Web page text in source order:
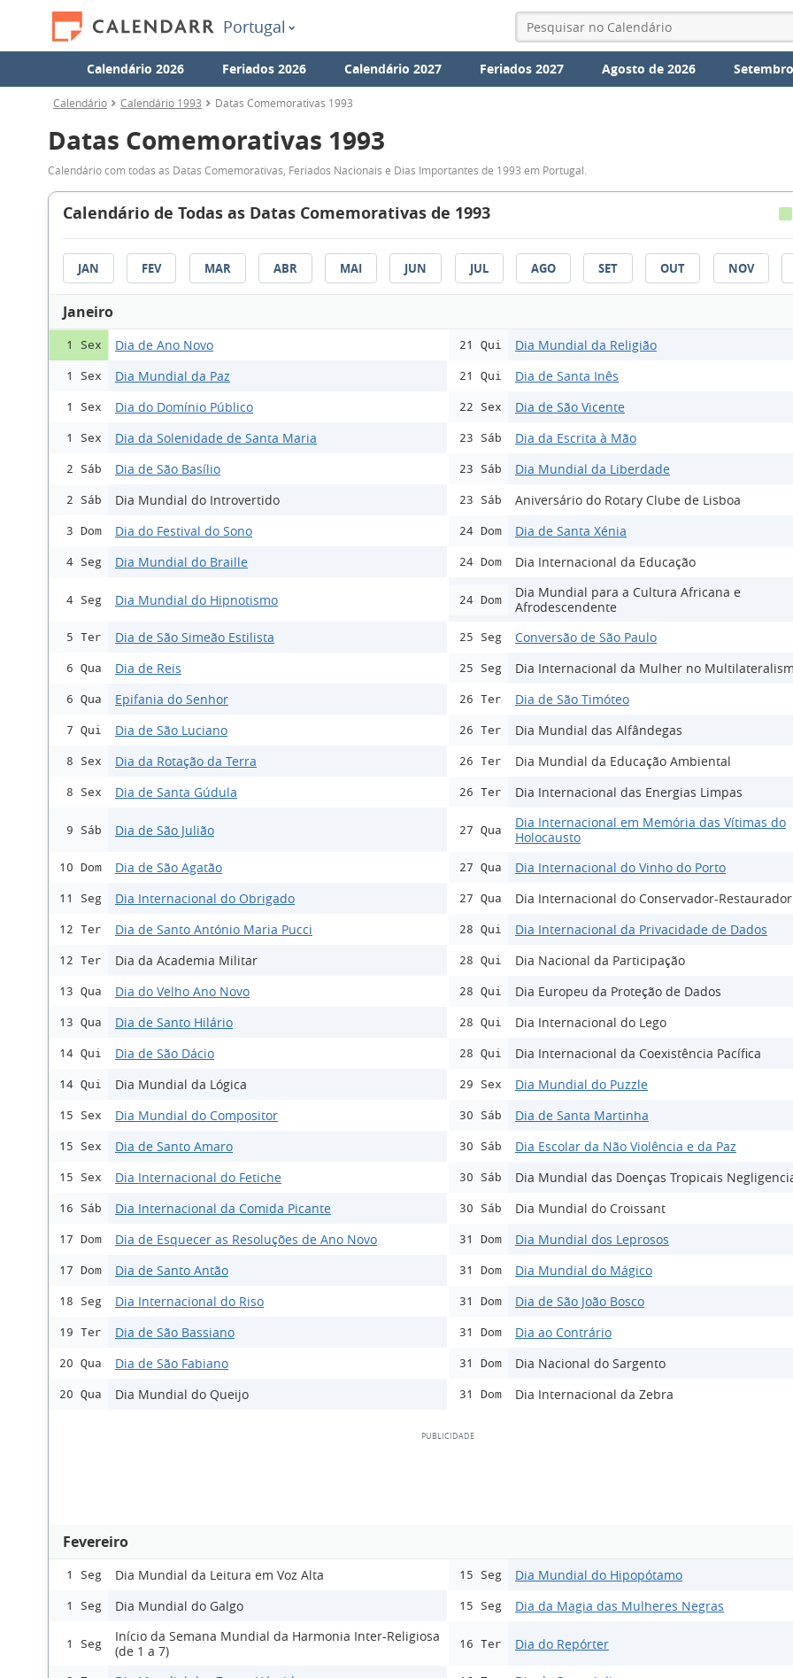
Portugal
Calendário 2026 Feriados 2026 Calendário 2027 Feriados 2027 Agosto de 2026
Calendário Calendário 1993 Datas Comemorativas 1993
Datas Comemorativas 1993
Calendário com todas as Datas Comemorativas, Feriados Nacionais e Dias Importantes de 1993 em Portugal.
Calendário de Todas as Datas Comemorativas de 1993
JAN FEV MAR ABR MAI JUN JUL AGO SET OUT NOV
Janeiro
1 Sex Dia de Ano Novo
1 Sex Dia Mundial da Paz
1 Sex Dia do Domínio Público
1 Sex Dia da Solenidade de Santa Maria
2 Sáb Dia de São Basílio
2 Sáb Dia Mundial do Introvertido
3 Dom Dia do Festival do Sono
4 Seg Dia Mundial do Braille
4 Seg Dia Mundial do Hipnotismo
5 Ter Dia de São Simeão Estilista
6 Qua Dia de Reis
6 Qua Epifania do Senhor
7 Qui Dia de São Luciano
8 Sex Dia da Rotação da Terra
8 Sex Dia de Santa Gúdula
9 Sáb Dia de São Julião
10 Dom Dia de São Agatão
11 Seg Dia Internacional do Obrigado
12 Ter Dia de Santo António Maria Pucci
12 Ter Dia da Academia Militar
13 Qua Dia do Velho Ano Novo
13 Qua Dia de Santo Hilário
14 Qui Dia de São Dácio
14 Qui Dia Mundial da Lógica
15 Sex Dia Mundial do Compositor
15 Sex Dia de Santo Amaro
15 Sex Dia Internacional do Fetiche
16 Sáb Dia Internacional da Comida Picante
17 Dom Dia de Esquecer as Resoluções de Ano Novo
17 Dom Dia de Santo Antão
18 Seg Dia Internacional do Riso
19 Ter Dia de São Bassiano
20 Qua Dia de São Fabiano
20 Qua Dia Mundial do Queijo
21 Qui Dia Mundial da Religião
21 Qui Dia de Santa Inês
22 Sex Dia de São Vicente
23 Sáb Dia da Escrita à Mão
23 Sáb Dia Mundial da Liberdade
23 Sáb Aniversário do Rotary Clube de Lisboa
24 Dom Dia de Santa Xénia
24 Dom Dia Internacional da Educação
24 Dom
Dia Mundial para a Cultura Africana e
Afrodescendente
25 Seg Conversão de São Paulo
25 Seg Dia Internacional da Mulher no
26 Ter Dia de São Timóteo
26 Ter Dia Mundial das Alfândegas
26 Ter Dia Mundial da Educação Ambiental
26 Ter Dia Internacional das Energias Limpas
27 Qua
Dia Internacional em Memória das Vítimas do
Holocausto
27 Qua Dia Internacional do Vinho do Porto
27 Qua Dia Internacional do Conservador-Restaurador
28 Qui Dia Internacional da Privacidade de Dados
28 Qui Dia Nacional da Participação
28 Qui Dia Europeu da Proteção de Dados
28 Qui Dia Internacional do Lego
28 Qui Dia Internacional da Coexistência Pacífica
29 Sex Dia Mundial do Puzzle
30 Sáb Dia de Santa Martinha
30 Sáb Dia Escolar da Não Violência e da Paz
30 Sáb Dia Mundial das Doenças Tropicais
30 Sáb Dia Mundial do Croissant
31 Dom Dia Mundial dos Leprosos
31 Dom Dia Mundial do Mágico
31 Dom Dia de São João Bosco
31 Dom Dia ao Contrário
31 Dom Dia Nacional do Sargento
31 Dom Dia Internacional da Zebra
Fevereiro
1 Seg Dia Mundial da Leitura em Voz Alta
1 Seg Dia Mundial do Galgo
1 Seg
Início da Semana Mundial da Harmonia Inter-Religiosa
(de 1 a 7)
15 Seg Dia Mundial do Hipopótamo
15 Seg Dia da Magia das Mulheres Negras
16 Ter Dia do Repórter